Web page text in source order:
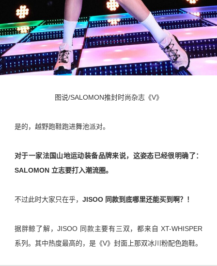
图说/SALOMON推封时尚杂志《V》
是的，越野跑鞋跑进舞池派对。
对于一家法国山地运动装备品牌来说，这姿态已经很明确了：
SALOMON 立志要打入潮流圈。
不过此时大家只在乎， JISOO 同款到底哪里还能买到啊？！
据胖鲸了解，JISOO 同款主要有三双，都来自 XT-WHISPER
系列。其中热度最高的，是《V》封面上那双冰川粉配色跑鞋。